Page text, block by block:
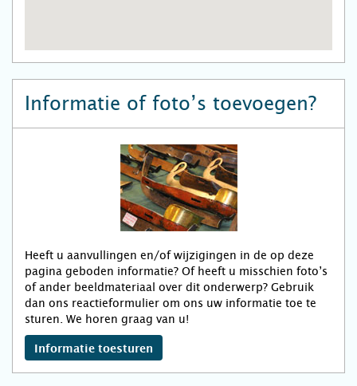
Informatie of foto’s toevoegen?
Heeft u aanvullingen en/of wijzigingen in de op deze
pagina geboden informatie? Of heeft u misschien foto’s
of ander beeldmateriaal over dit onderwerp? Gebruik
dan ons reactieformulier om ons uw informatie toe te
sturen. We horen graag van u!
Informatie toesturen